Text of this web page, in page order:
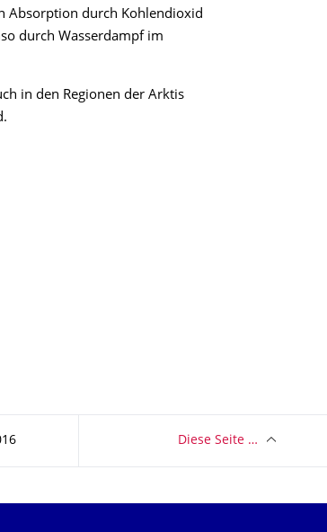
Absorption durch Kohlendioxid
durch Wasserdampf im
in den Regionen der Arktis
Diese Seite …